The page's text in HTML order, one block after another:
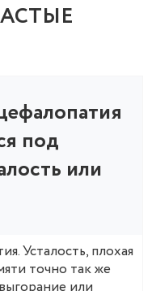
под
или
Усталость, плохая
точно так же